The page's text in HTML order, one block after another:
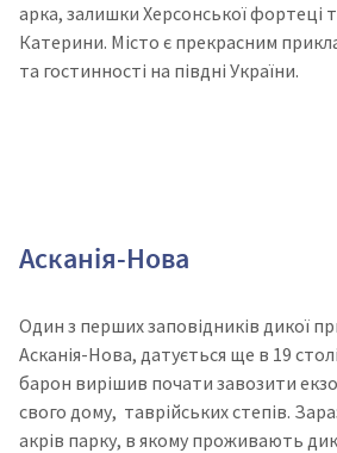
арка, залишки Херсонської фортеці
Катерини. Місто є прекрасним
та гостинності на півдні України.
Асканія-Нова
Один з перших заповідників дикої
Асканія-Нова, датується ще в 19
барон вирішив почати завозити
свого дому, таврійських степів.
акрів парку, в якому проживають